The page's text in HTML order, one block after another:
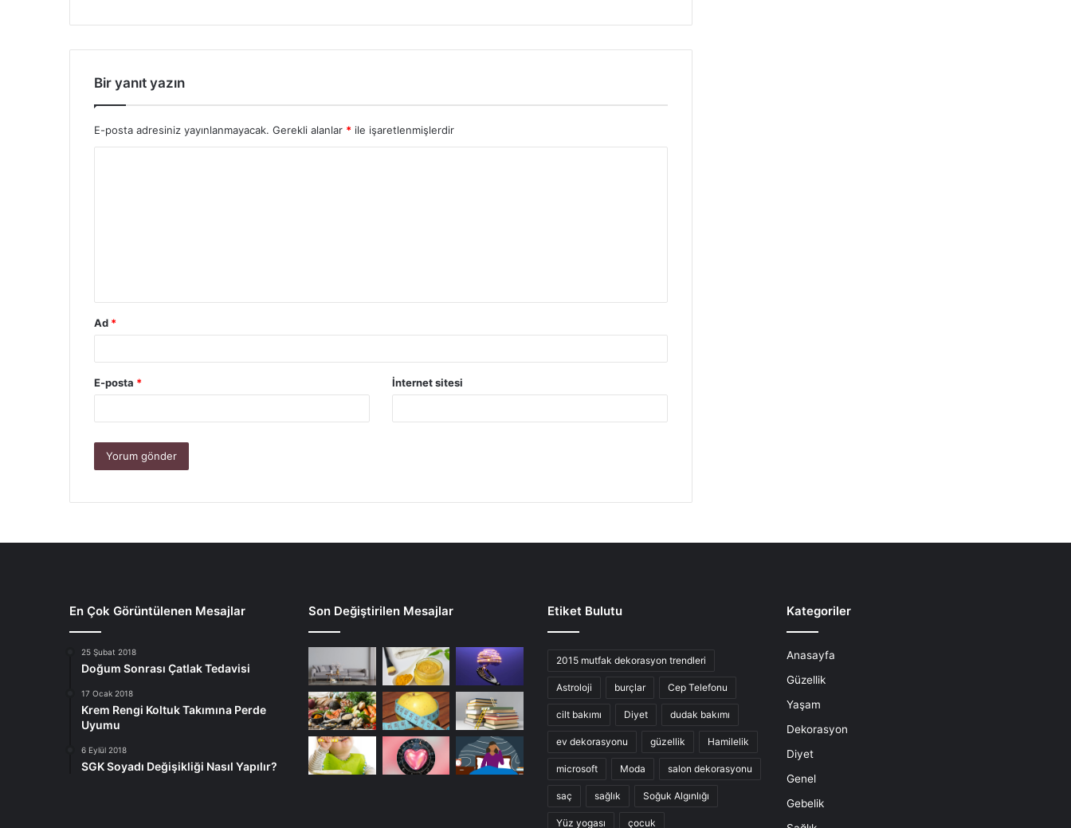
Bir yanıt yazın
E-posta adresiniz yayınlanmayacak. Gerekli alanlar * ile işaretlenmişlerdir
Ad *
E-posta * İnternet sitesi
En Çok Görüntülenen Mesajlar
25 Şubat 2018
Doğum Sonrası Çatlak Tedavisi
17 Ocak 2018
Krem Rengi Koltuk Takımına Perde
Uyumu
6 Eylül 2018
SGK Soyadı Değişikliği Nasıl Yapılır?
Son Değiştirilen Mesajlar Etiket Bulutu
2015 mutfak dekorasyon trendleri
Astroloji burçlar Cep Telefonu
cilt bakımı Diyet dudak bakımı
ev dekorasyonu güzellik Hamilelik
microsoft Moda salon dekorasyonu
saç sağlık Soğuk Algınlığı
Yüz yogası çocuk
Kategoriler
Anasayfa
Güzellik
Yaşam
Dekorasyon
Diyet
Genel
Gebelik